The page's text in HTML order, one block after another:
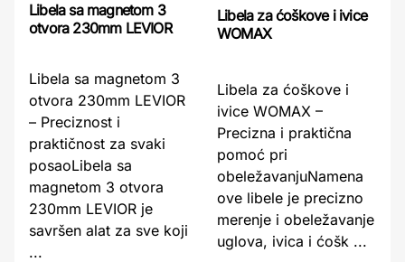
Libela sa magnetom 3
otvora 230mm LEVIOR
Libela sa magnetom 3
otvora 230mm LEVIOR
– Preciznost i
praktičnost za svaki
posaoLibela sa
magnetom 3 otvora
230mm LEVIOR je
savršen alat za sve koji
...
Libela za ćoškove i ivice
WOMAX
Libela za ćoškove i
ivice WOMAX –
Precizna i praktična
pomoć pri
obeležavanjuNamena
ove libele je precizno
merenje i obeležavanje
uglova, ivica i ćošk ...